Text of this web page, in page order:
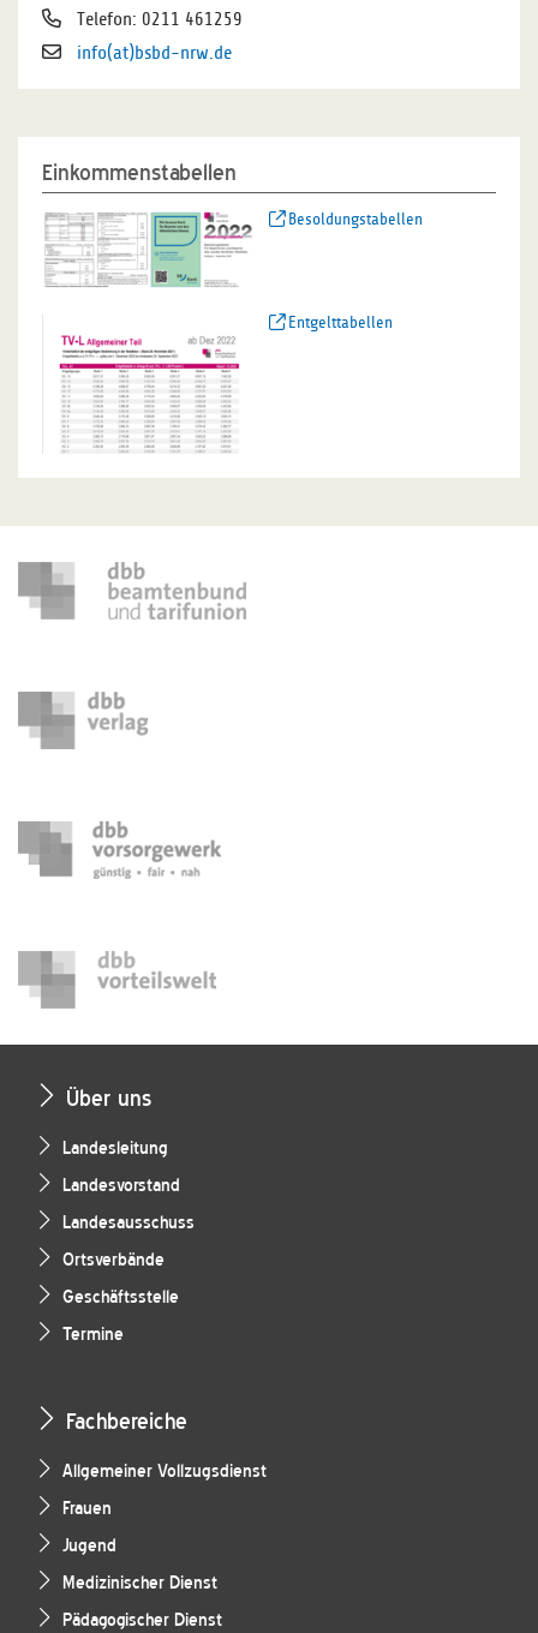
Telefon: 0211 461259
info(at)bsbd-nrw.de
Einkommenstabellen
Besoldungstabellen
Entgelttabellen
Über uns
Landesleitung
Landesvorstand
Landesausschuss
Ortsverbände
Geschäftsstelle
Termine
Fachbereiche
Allgemeiner Vollzugsdienst
Frauen
Jugend
Medizinischer Dienst
Pädagogischer Dienst